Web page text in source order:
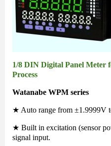
1/8 DIN Digital Panel Meter
Process
Watanabe WPM series
★ Auto range from ±1.9999V
★ Built in excitation (sensor
signal input.